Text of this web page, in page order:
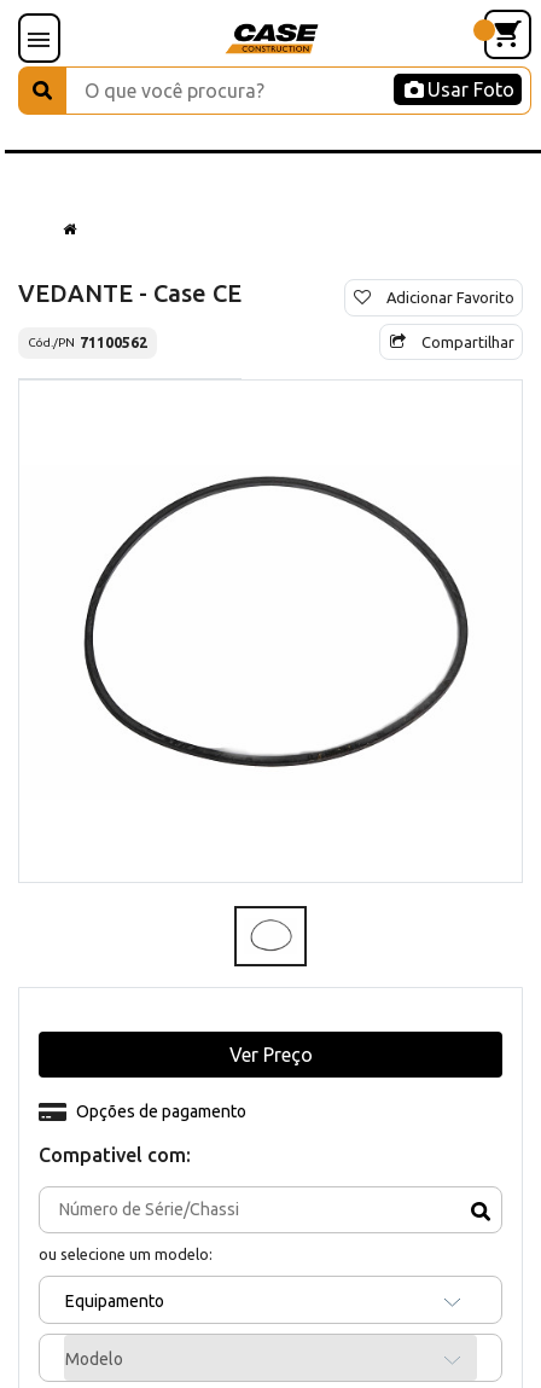
Usar Foto
VEDANTE - Case CE
Cód./PN 71100562
Adicionar Favorito
Compartilhar
Compativel com:
ou selecione um modelo:
Equipamento
Modelo
Opções de pagamento
Ver Preço